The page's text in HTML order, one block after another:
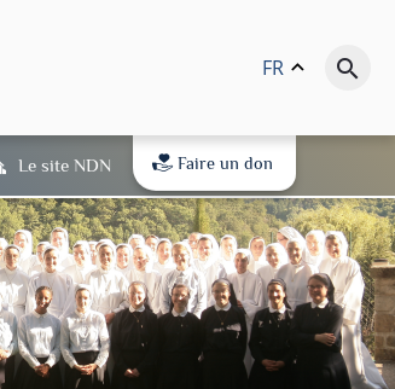
FR keyboard_arrow_up search
Le site NDN Faire un don